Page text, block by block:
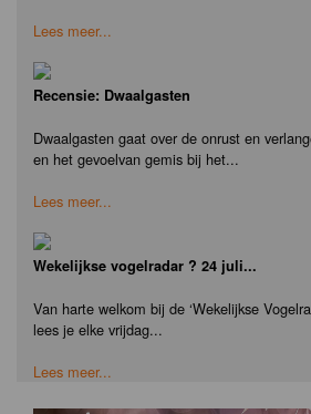
Lees meer...
Recensie: Dwaalgasten
Dwaalgasten gaat over de onrust en
en het gevoelvan gemis bij het...
Lees meer...
Wekelijkse vogelradar ? 24 juli...
Van harte welkom bij de ‘Wekelijkse
lees je elke vrijdag...
Lees meer...